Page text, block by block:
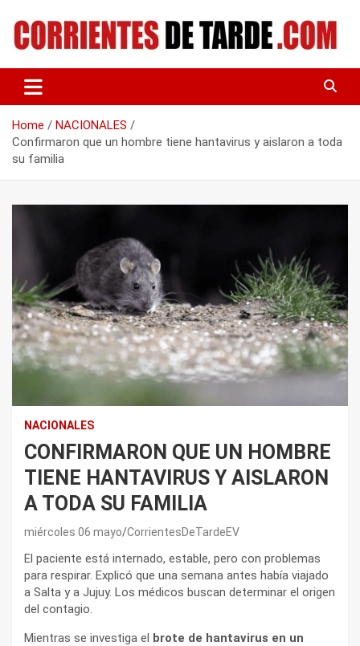
content
CORRIENTES DE TARDE
Home
NACIONALES
Confirmaron que un hombre tiene hantavirus y aislaron a toda
su familia
NACIONALES
CONFIRMARON QUE UN HOMBRE
TIENE HANTAVIRUS Y AISLARON
A TODA SU FAMILIA
miércoles 06 mayo CorrientesDeTardeEV
El paciente está internado, estable, pero con problemas
para respirar. Explicó que una semana antes había viajado
a Salta y a Jujuy. Los médicos buscan determinar el origen
del contagio.
Mientras se investiga el brote de hantavirus en un